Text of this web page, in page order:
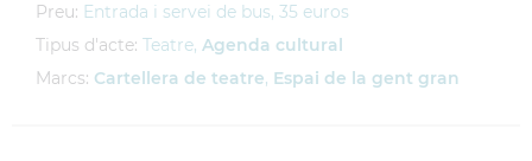
Preu: Entrada i servei de bus, 35 euros
Tipus d'acte: Teatre, Agenda cultural
Marcs: Cartellera de teatre, Espai de la gent gran